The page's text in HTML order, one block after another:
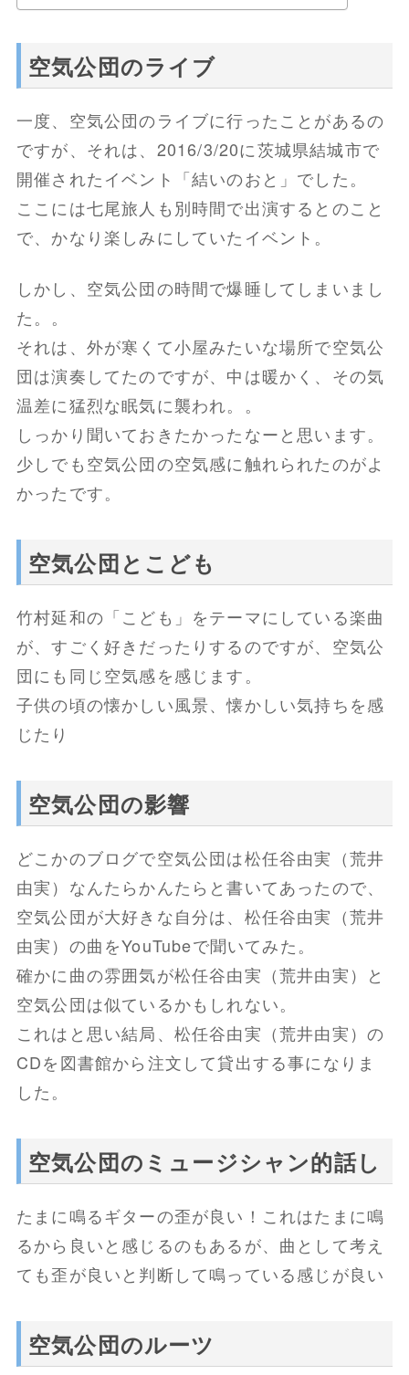
空気公団のライブ
一度、空気公団のライブに行ったことがあるの
ですが、それは、2016/3/20に茨城県結城市で
開催されたイベント「結いのおと」でした。
ここには七尾旅人も別時間で出演するとのこと
で、かなり楽しみにしていたイベント。
しかし、空気公団の時間で爆睡してしまいまし
た。。
それは、外が寒くて小屋みたいな場所で空気公
団は演奏してたのですが、中は暖かく、その気
温差に猛烈な眠気に襲われ。。
しっかり聞いておきたかったなーと思います。
少しでも空気公団の空気感に触れられたのがよ
かったです。
空気公団とこども
竹村延和の「こども」をテーマにしている楽曲
が、すごく好きだったりするのですが、空気公
団にも同じ空気感を感じます。
子供の頃の懐かしい風景、懐かしい気持ちを感
じたり
空気公団の影響
どこかのブログで空気公団は松任谷由実（荒井
由実）なんたらかんたらと書いてあったので、
空気公団が大好きな自分は、松任谷由実（荒井
由実）の曲をYouTubeで聞いてみた。
確かに曲の雰囲気が松任谷由実（荒井由実）と
空気公団は似ているかもしれない。
これはと思い結局、松任谷由実（荒井由実）の
CDを図書館から注文して貸出する事になりま
した。
空気公団のミュージシャン的話し
たまに鳴るギターの歪が良い！これはたまに鳴
るから良いと感じるのもあるが、曲として考え
ても歪が良いと判断して鳴っている感じが良い
空気公団のルーツ